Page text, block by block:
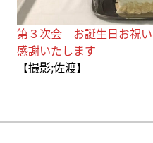
第３次会 お誕生日お祝
感謝いたします
【撮影;佐渡】